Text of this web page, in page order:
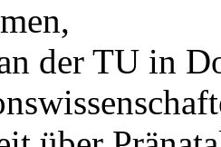
der TU in